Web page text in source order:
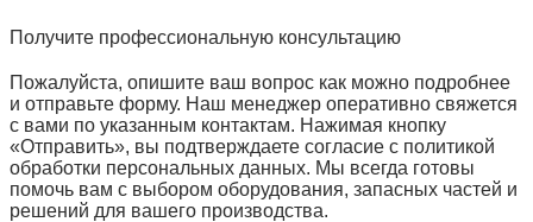
Получите профессиональную консультацию
Пожалуйста, опишите ваш вопрос как можно подробнее
и отправьте форму. Наш менеджер оперативно свяжется
с вами по указанным контактам. Нажимая кнопку
«Отправить», вы подтверждаете согласие с политикой
обработки персональных данных. Мы всегда готовы
помочь вам с выбором оборудования, запасных частей и
решений для вашего производства.